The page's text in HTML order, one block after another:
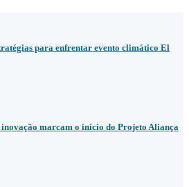
para enfrentar evento climático El
marcam o início do Projeto Aliança